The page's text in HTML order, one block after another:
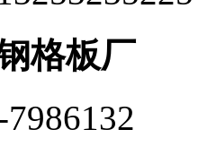
格板厂